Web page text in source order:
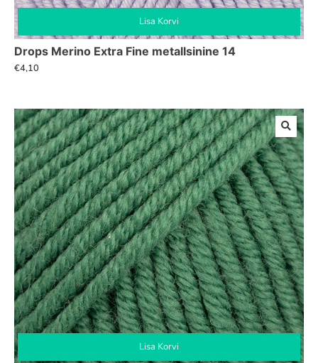
Lisa Korvi
Drops Merino Extra Fine metallsinine 14
€4,10
Lisa Korvi